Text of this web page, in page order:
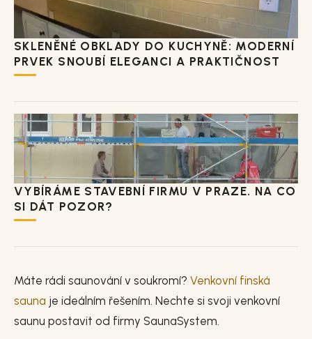
SKLENĚNÉ OBKLADY DO KUCHYNĚ: MODERNÍ
PRVEK SNOUBÍ ELEGANCI A PRAKTIČNOST
VYBÍRÁME STAVEBNÍ FIRMU V PRAZE. NA CO
SI DÁT POZOR?
Máte rádi saunování v soukromí? Venkovní finská
sauna je ideálním řešením. Nechte si svoji venkovní
saunu postavit od firmy SaunaSystem.